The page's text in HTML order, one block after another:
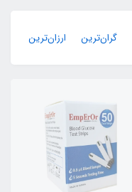
گران‌ترین ارزان‌ترین